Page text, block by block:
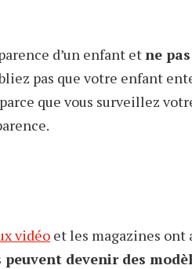
d’un enfant etne
pas que votre enfant
que vous surveillez
vidéo et les magazines ont
devenir des